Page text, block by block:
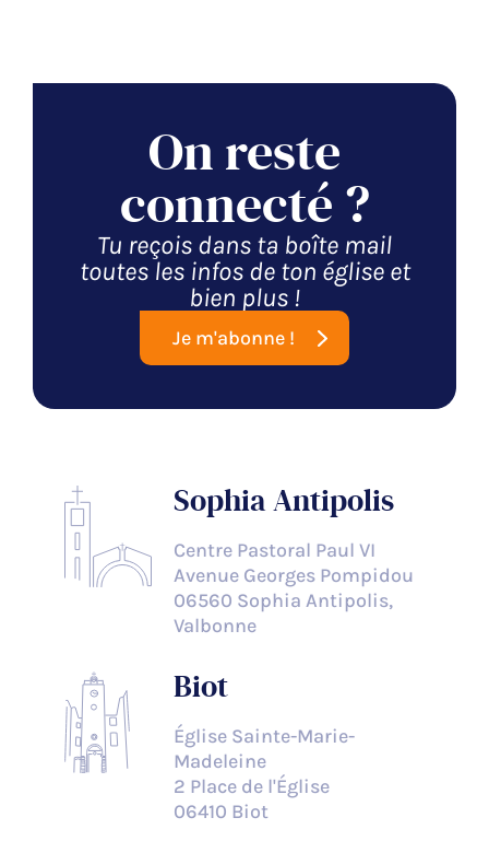
On reste
connecté ?
Tu reçois dans ta boîte mail
toutes les infos de ton église et
bien plus !
Je m'abonne !
Sophia Antipolis
Centre Pastoral Paul VI
Avenue Georges Pompidou
06560 Sophia Antipolis,
Valbonne
Biot
Église Sainte-Marie-
Madeleine
2 Place de l'Église
06410 Biot